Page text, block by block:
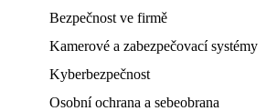
Bezpečnost ve firmě
Kamerové a zabezpečovací systémy
Kyberbezpečnost
Osobní ochrana a sebeobrana